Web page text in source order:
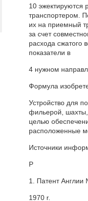
10 эжектируются
транспортером.
их на приемный
за счет
расхода сжатого
показатели в
4 нужном
Формула
Устройство для
фильерой, шахты,
целью
расположенные
Источники
Р
1. Патент Англии
1970 r.